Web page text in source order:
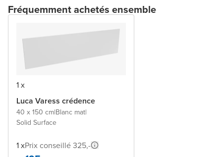
Fréquemment achetés ensemble
1 x
Luca Varess crédence
40 x 150 cm|Blanc mat|
Solid Surface
1 xPrix conseillé 325,-